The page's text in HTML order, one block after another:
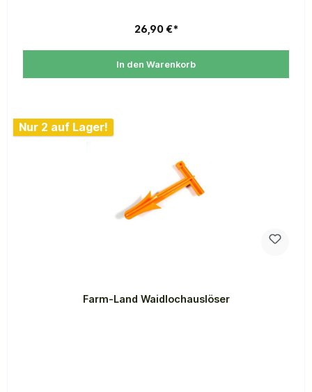
26,90 €*
In den Warenkorb
Nur 2 auf Lager!
Farm-Land Waidlochauslöser